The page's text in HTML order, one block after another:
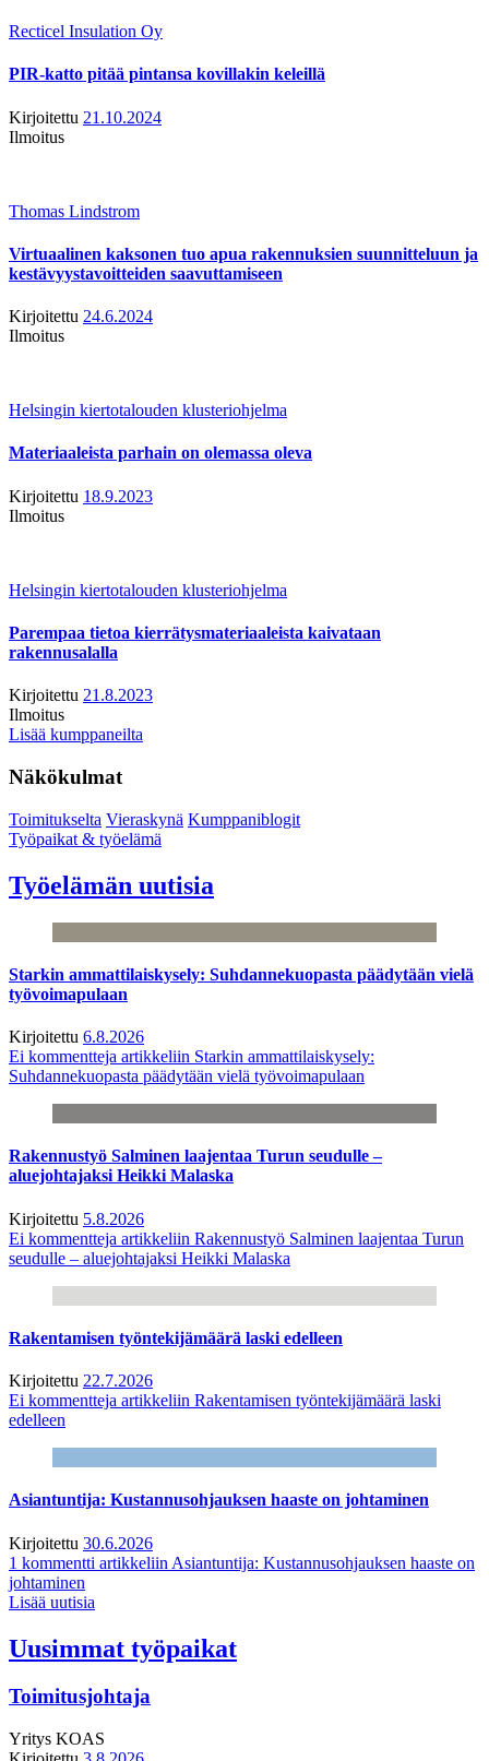
Recticel Insulation Oy
PIR-katto pitää pintansa kovillakin keleillä
Kirjoitettu 21.10.2024
Ilmoitus
Thomas Lindstrom
Virtuaalinen kaksonen tuo apua rakennuksien suunnitteluun ja
kestävyystavoitteiden saavuttamiseen
Kirjoitettu 24.6.2024
Ilmoitus
Helsingin kiertotalouden klusteriohjelma
Materiaaleista parhain on olemassa oleva
Kirjoitettu 18.9.2023
Ilmoitus
Helsingin kiertotalouden klusteriohjelma
Parempaa tietoa kierrätysmateriaaleista kaivataan
rakennusalalla
Kirjoitettu 21.8.2023
Ilmoitus
Lisää kumppaneilta
Näkökulmat
Toimitukselta Vieraskynä Kumppaniblogit
Työpaikat & työelämä
Työelämän uutisia
Starkin ammattilaiskysely: Suhdannekuopasta päädytään vielä
työvoimapulaan
Kirjoitettu 6.8.2026
Ei kommentteja artikkeliin Starkin ammattilaiskysely:
Suhdannekuopasta päädytään vielä työvoimapulaan
Rakennustyö Salminen laajentaa Turun seudulle –
aluejohtajaksi Heikki Malaska
Kirjoitettu 5.8.2026
Ei kommentteja artikkeliin Rakennustyö Salminen laajentaa Turun
seudulle – aluejohtajaksi Heikki Malaska
Rakentamisen työntekijämäärä laski edelleen
Kirjoitettu 22.7.2026
Ei kommentteja artikkeliin Rakentamisen työntekijämäärä laski
edelleen
Asiantuntija: Kustannusohjauksen haaste on johtaminen
Kirjoitettu 30.6.2026
1 kommentti artikkeliin Asiantuntija: Kustannusohjauksen haaste on
johtaminen
Lisää uutisia
Uusimmat työpaikat
Toimitusjohtaja
Yritys KOAS